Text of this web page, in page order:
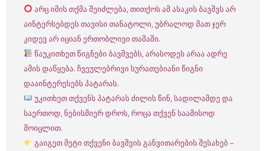
არც იმის თქმა შეიძლება, თითქოს ამ ასაკის ბავშვს არ
აინტერსებდეს თავისი თანატოლი, უბრალოდ მათ ჯერ
კიდევ არ იციან ერთობლივი თამაში.
წაუკითხეთ წიგნები ბავშვებს, არასოდეს არაა ადრე
ამის დაწყება. ჩვეულებრივი სურათებიანი წიგნი
დააინტერესებს პატარას.
უკითხეთ თქვენს პატარას ძილის წინ, სადილამდე და
საერთოდ, ნებისმიერ დროს, როცა თქვენ საამისოდ
მოიცლით.
გაიგეთ მეტი თქვენი ბავშვის განვითარების შესახებ –